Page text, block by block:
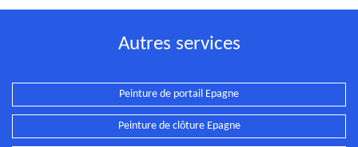
Autres services
Peinture de portail Epagne
Peinture de clôture Epagne